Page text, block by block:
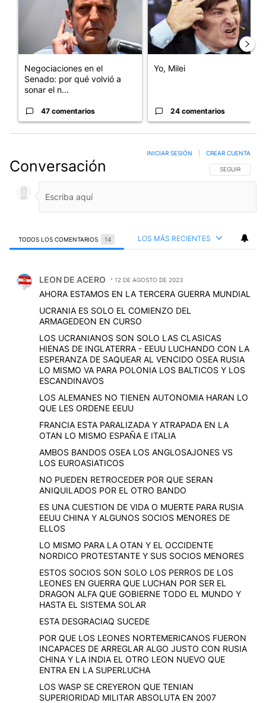
Negociaciones en el
Senado: por qué volvió a
sonar el n...
47 comentarios
Yo, Milei
24 comentarios
Conversación SIGA ESTA
SEGUIR
INICIAR SESIÓN CREAR CUENTA
TODOS LOS COMENTARIOS 14 LOS MÁS RECIENTES
LEON DE ACERO 12 DE AGOSTO DE 2023
AHORA ESTAMOS EN LA TERCERA GUERRA MUNDIAL
UCRANIA ES SOLO EL COMIENZO DEL
ARMAGEDEON EN CURSO
LOS UCRANIANOS SON SOLO LAS CLASICAS
HIENAS DE INGLATERRA - EEUU LUCHANDO CON LA
ESPERANZA DE SAQUEAR AL VENCIDO OSEA RUSIA
LO MISMO VA PARA POLONIA LOS BALTICOS Y LOS
ESCANDINAVOS
LOS ALEMANES NO TIENEN AUTONOMIA HARAN LO
QUE LES ORDENE EEUU
FRANCIA ESTA PARALIZADA Y ATRAPADA EN LA
OTAN LO MISMO ESPAÑA E ITALIA
AMBOS BANDOS OSEA LOS ANGLOSAJONES VS
LOS EUROASIATICOS
NO PUEDEN RETROCEDER POR QUE SERAN
ANIQUILADOS POR EL OTRO BANDO
ES UNA CUESTION DE VIDA O MUERTE PARA RUSIA
EEUU CHINA Y ALGUNOS SOCIOS MENORES DE
ELLOS
LO MISMO PARA LA OTAN Y EL OCCIDENTE
NORDICO PROTESTANTE Y SUS SOCIOS MENORES
ESTOS SOCIOS SON SOLO LOS PERROS DE LOS
LEONES EN GUERRA QUE LUCHAN POR SER EL
DRAGON ALFA QUE GOBIERNE TODO EL MUNDO Y
HASTA EL SISTEMA SOLAR
ESTA DESGRACIAQ SUCEDE
POR QUE LOS LEONES NORTEMERICANOS FUERON
INCAPACES DE ARREGLAR ALGO JUSTO CON RUSIA
CHINA Y LA INDIA EL OTRO LEON NUEVO QUE
ENTRA EN LA SUPERLUCHA
LOS WASP SE CREYERON QUE TENIAN
SUPERIORIDAD MILITAR ABSOLUTA EN 2007